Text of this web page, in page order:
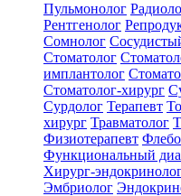
Пульмонолог
Рентгенолог
Сомнолог
Стоматолог
имплантолог
Стоматолог-хирург
Сурдолог Терапевт
хирург Травматолог
Физиотерапевт
Функциональный
Хирург-
Эмбриолог